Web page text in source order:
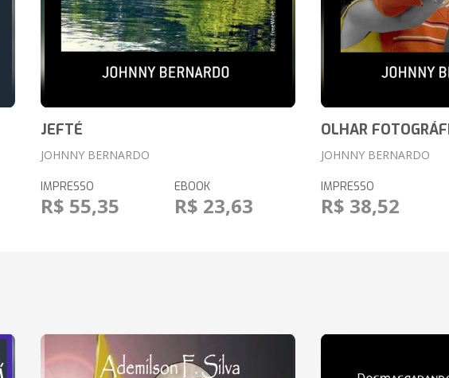
JEFTÉ
JOHNNY BERNARDO
IMPRESSO
R$ 55,35
EBOOK
R$ 23,63
OLHAR
JOHNNY BERNARDO
IMPRESSO
R$ 38,52